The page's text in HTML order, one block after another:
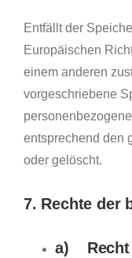
Entfällt der
Europäischen
einem anderen
vorgeschriebene
entsprechend den
oder gelöscht.
7. Rechte der
a) Recht